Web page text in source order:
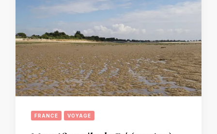
FRANCE VOYAGE